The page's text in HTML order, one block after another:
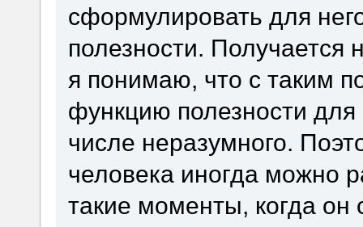
сформулировать для
полезности. Получается
я понимаю, что с таким
функцию полезности
числе неразумного.
человека иногда можно
такие моменты, когда он